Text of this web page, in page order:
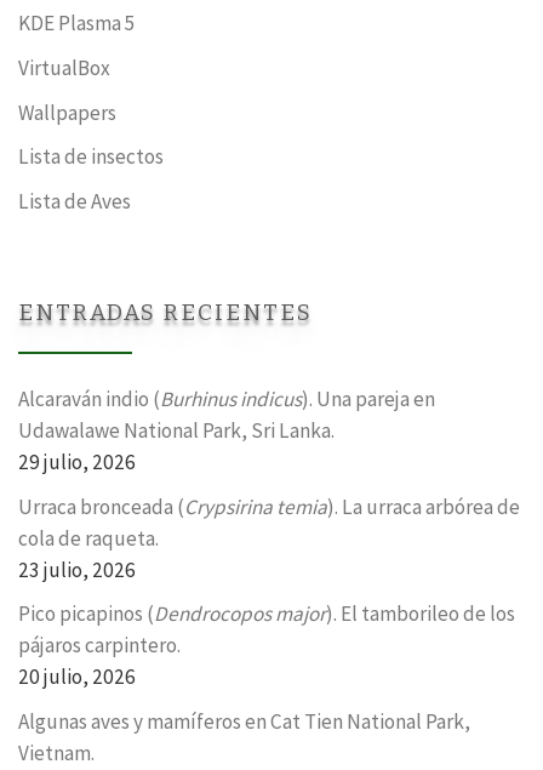
KDE Plasma 5
VirtualBox
Wallpapers
Lista de insectos
Lista de Aves
ENTRADAS RECIENTES
Alcaraván indio (Burhinus indicus). Una pareja en
Udawalawe National Park, Sri Lanka.
29 julio, 2026
Urraca bronceada (Crypsirina temia). La urraca arbórea de
cola de raqueta.
23 julio, 2026
Pico picapinos (Dendrocopos major). El tamborileo de los
pájaros carpintero.
20 julio, 2026
Algunas aves y mamíferos en Cat Tien National Park,
Vietnam.